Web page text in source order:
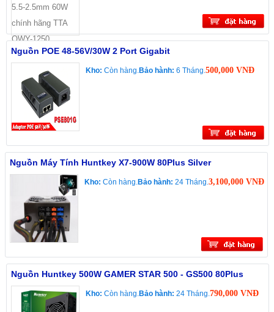
Nguồn POE 48-56V/30W 2 Port Gigabit
Kho: Còn hàng.Bảo hành: 6 Tháng.500,000 VNĐ
Nguồn Máy Tính Huntkey X7-900W 80Plus Silver
Kho: Còn hàng.Bảo hành: 24 Tháng.3,100,000 VNĐ
Nguồn Huntkey 500W GAMER STAR 500 - GS500 80Plus
Kho: Còn hàng.Bảo hành: 24 Tháng.790,000 VNĐ